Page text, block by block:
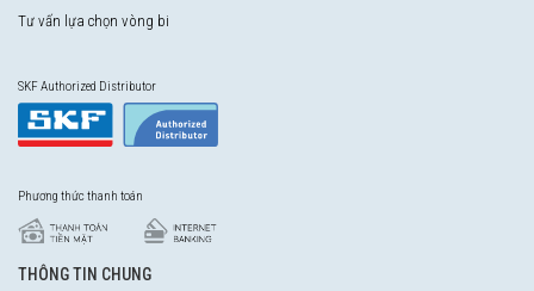
Tư vấn lựa chọn vòng bi
SKF Authorized Distributor
Phương thức thanh toán
THÔNG TIN CHUNG